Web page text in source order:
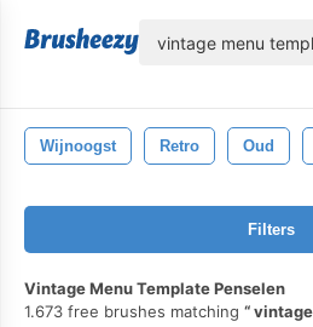
Wijnoogst Retro Oud
Filters
Vintage Menu Template Penselen
1.673 free brushes matching